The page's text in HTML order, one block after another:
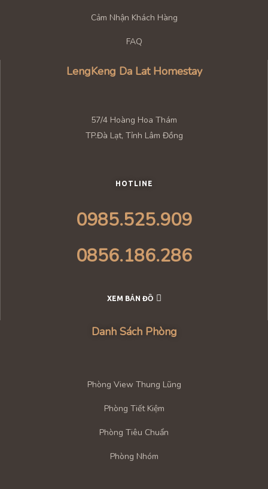
Cảm Nhận Khách Hàng
FAQ
LengKeng Da Lat Homestay
57/4 Hoàng Hoa Thám
TP.Đà Lạt, Tỉnh Lâm Đồng
HOTLINE
0985.525.909
0856.186.286
XEM BẢN ĐỒ
Danh Sách Phòng
Phòng View Thung Lũng
Phòng Tiết Kiệm
Phòng Tiêu Chuẩn
Phòng Nhóm